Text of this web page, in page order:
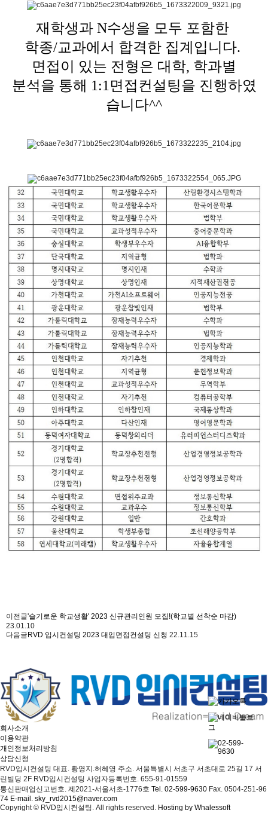
재학생과 N수생을 모두 포함한
학종/교과에서 합격한 집계입니다.
면접이 있는 전형은 대학, 학과별
분석을 통해 1:1면접컨설팅을 진행하였
습니다^^
이전글'슬기로운 학교생활' 2023 신규관리인원 모집!(학교별 선착순 마감)
23.01.10
다음글 RVD 입시컨설팅 2023 대입면접컨설팅 신청 22.11.15
회사소개
이용약관
개인정보처리방침
상담신청
RVD입시컨설팅 대표. 황영지.허혜영 주소. 서울특별시 서초구 서초대로 25길 17 서
린빌딩 2F RVD입시컨설팅 사업자등록번호. 655-91-01559
통신판매업신고번호. 제2021-서울서초-1776호 Tel. 02-599-9630 Fax. 0504-251-96
74 E-mail. sky_rvd2015@naver.com
Copyright © RVD입시컨설팅. All rights reserved. Hosting by Whalessoft